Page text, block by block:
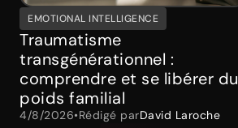
EMOTIONAL INTELLIGENCE
Traumatisme
transgénérationnel :
comprendre et se libérer du
poids familial
4/8/2026•Rédigé parDavid Laroche